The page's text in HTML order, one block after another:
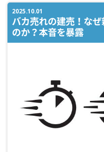
2025.10.01
バカ売れの建売！な
のか？本音を暴露